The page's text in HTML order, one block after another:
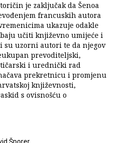
je zaključak da Šenoa
francuskih autora
ukazuje odakle
učiti književno umijeće i
su uzorni autori te da njegov
prevoditeljski,
i urednički rad
prekretnicu i promjenu
književnosti,
s ovisnošću o